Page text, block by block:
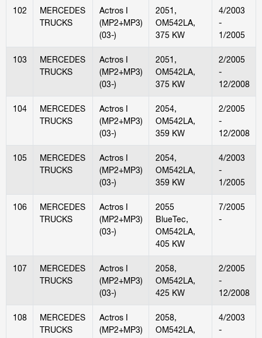
102
MERCEDES
TRUCKS
Actros I
(MP2+MP3)
(03-)
2051,
OM542LA,
375 KW
4/2003
-
1/2005
103
MERCEDES
TRUCKS
Actros I
(MP2+MP3)
(03-)
2051,
OM542LA,
375 KW
2/2005
-
12/2008
104
MERCEDES
TRUCKS
Actros I
(MP2+MP3)
(03-)
2054,
OM542LA,
359 KW
2/2005
-
12/2008
105
MERCEDES
TRUCKS
Actros I
(MP2+MP3)
(03-)
2054,
OM542LA,
359 KW
4/2003
-
1/2005
106
MERCEDES
TRUCKS
Actros I
(MP2+MP3)
(03-)
2055
BlueTec,
OM542LA,
405 KW
7/2005
-
107
MERCEDES
TRUCKS
Actros I
(MP2+MP3)
(03-)
2058,
OM542LA,
425 KW
2/2005
-
12/2008
108
MERCEDES
TRUCKS
Actros I
(MP2+MP3)
2058,
OM542LA,
4/2003
-